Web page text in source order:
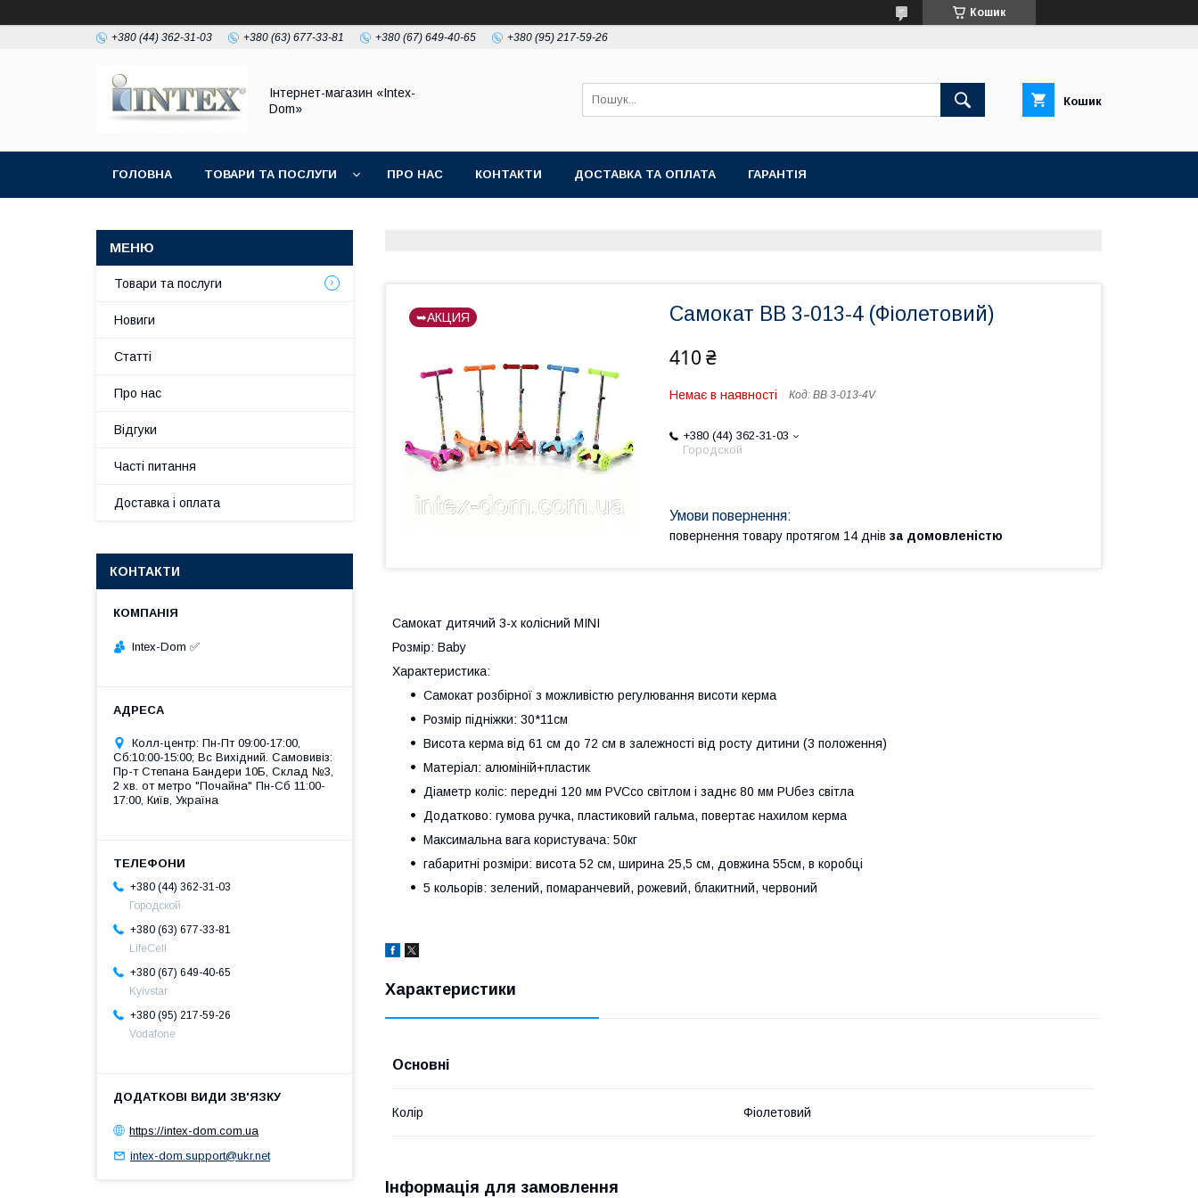
Кошик
+380 (44) 362-31-03 +380 (63) 677-33-81 +380 (67) 649-40-65 +380 (95) 217-59-26
Інтернет-магазин «Intex-
Dom»
Кошик
ГОЛОВНА ТОВАРИ ТА ПОСЛУГИ ПРО НАС КОНТАКТИ ДОСТАВКА ТА ОПЛАТА ГАРАНТІЯ
➥АКЦИЯ Самокат BB 3-013-4 (Фіолетовий)
410 ₴
Немає в наявності Код: BB 3-013-4V
+380 (44) 362-31-03
Городской
повернення товару протягом 14 днів за домовленістю
Самокат дитячий 3-х колісний MINI
Розмір: Baby
Характеристика:
Самокат розбірної з можливістю регулювання висоти керма
Розмір підніжки: 30*11см
Висота керма від 61 см до 72 см в залежності від росту дитини (3 положення)
Матеріал: алюміній+пластик
Діаметр коліс: передні 120 мм PVCсо світлом і заднє 80 мм PUбез світла
Додатково: гумова ручка, пластиковий гальма, повертає нахилом керма
Максимальна вага користувача: 50кг
габаритні розміри: висота 52 см, ширина 25,5 см, довжина 55см, в коробці
5 кольорів: зелений, помаранчевий, рожевий, блакитний, червоний
Характеристики
Основні
Колір Фіолетовий
Інформація для замовлення
Товари та послуги
Новиги
Статті
Про нас
Відгуки
Часті питання
Доставка і оплата
КОНТАКТИ
Intex-Dom ✅
Колл-центр: Пн-Пт 09:00-17:00,
Сб:10:00-15:00; Вс Вихідний. Самовивіз:
Пр-т Степана Бандери 10Б, Склад №3,
2 хв. от метро "Почайна" Пн-Cб 11:00-
17:00, Київ, Україна
+380 (44) 362-31-03
Городской
+380 (63) 677-33-81
LifeCell
+380 (67) 649-40-65
Kyivstar
+380 (95) 217-59-26
Vodafone
https://intex-dom.com.ua
intex-dom.support@ukr.net